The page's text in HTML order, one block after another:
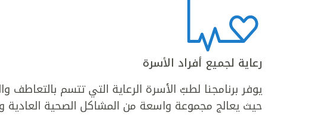
رعاية لجميع أفراد الأسرة
يوفر برنامجنا لطبّ الأسرة الرعاية التي تتسم بالتعاطف
حيث يعالج مجموعة واسعة من المشاكل الصحية العادية